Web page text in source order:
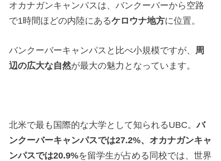
オカナガンキャンパスは、バンクーバーから空路
で1時間ほどの内陸にあるケロウナ地方に位置。
バンクーバーキャンパスと比べ小規模ですが、 周
辺の広大な自然が最大の魅力となっています。
北米で最も国際的な大学として知られるUBC。バ
ンクーバーキャンパスでは27.2%、オカナガンキャ
ンパスでは20.9%を留学生が占める同校では、世界